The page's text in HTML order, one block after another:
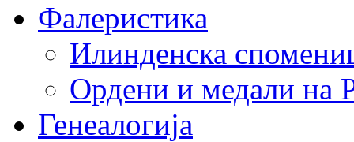
Фалеристика
Илинденска
Ордени и медали на
Генеалогија